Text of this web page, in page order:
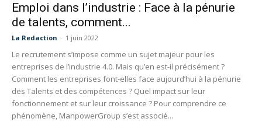
Emploi dans l’industrie : Face à la pénurie
de talents, comment...
La Redaction - 1 juin 2022
Le recrutement s’impose comme un sujet majeur pour les
entreprises de l’industrie 4.0. Mais qu’en est-il précisément ?
Comment les entreprises font-elles face aujourd’hui à la pénurie
des Talents et des compétences ? Quel impact sur leur
fonctionnement et sur leur croissance ? Pour comprendre ce
phénomène, ManpowerGroup s’est associé...